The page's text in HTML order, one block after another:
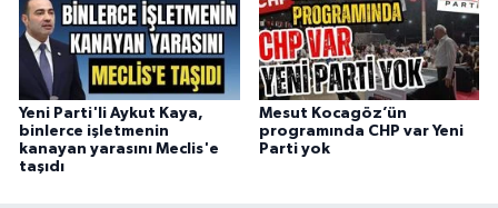
Yeni Parti'li Aykut Kaya,
binlerce işletmenin
kanayan yarasını Meclis'e
taşıdı
Mesut Kocagöz’ün
programında CHP var Yeni
Parti yok